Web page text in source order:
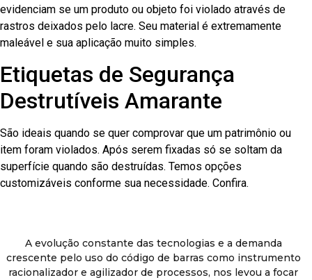
evidenciam se um produto ou objeto foi violado através de
rastros deixados pelo lacre. Seu material é extremamente
maleável e sua aplicação muito simples.
Etiquetas de Segurança
Destrutíveis Amarante
São ideais quando se quer comprovar que um patrimônio ou
item foram violados. Após serem fixadas só se soltam da
superfície quando são destruídas. Temos opções
customizáveis conforme sua necessidade. Confira.
A evolução constante das tecnologias e a demanda
crescente pelo uso do código de barras como instrumento
racionalizador e agilizador de processos, nos levou a focar